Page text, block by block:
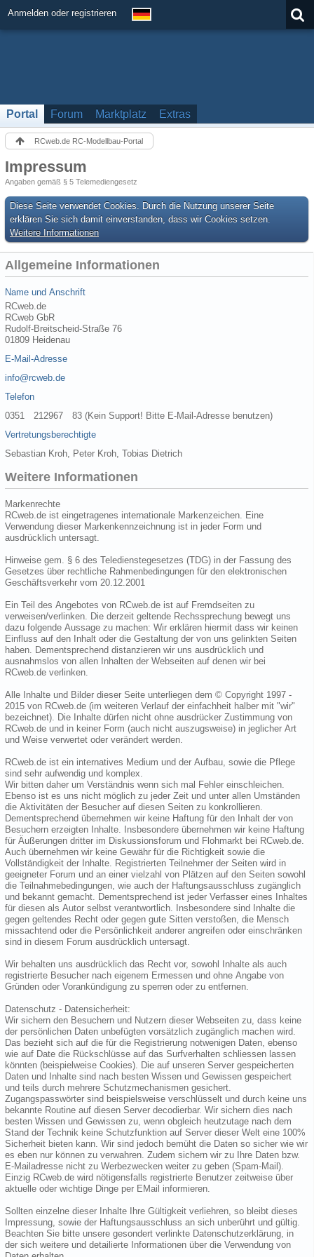
Anmelden oder registrieren
Portal Forum Marktplatz Extras
RCweb.de RC-Modellbau-Portal
Impressum
Angaben gemäß § 5 Telemediengesetz
Diese Seite verwendet Cookies. Durch die Nutzung unserer Seite
erklären Sie sich damit einverstanden, dass wir Cookies setzen.
Weitere Informationen
Allgemeine Informationen
Name und Anschrift
RCweb.de
RCweb GbR
Rudolf-Breitscheid-Straße 76
01809 Heidenau
E-Mail-Adresse
info@rcweb.de
Telefon
0351 212967 83 (Kein Support! Bitte E-Mail-Adresse benutzen)
Vertretungsberechtigte
Sebastian Kroh, Peter Kroh, Tobias Dietrich
Weitere Informationen
Markenrechte
RCweb.de ist eingetragenes internationale Markenzeichen. Eine
Verwendung dieser Markenkennzeichnung ist in jeder Form und
ausdrücklich untersagt.
Hinweise gem. § 6 des Teledienstegesetzes (TDG) in der Fassung des
Gesetzes über rechtliche Rahmenbedingungen für den elektronischen
Geschäftsverkehr vom 20.12.2001
Ein Teil des Angebotes von RCweb.de ist auf Fremdseiten zu
verweisen/verlinken. Die derzeit geltende Rechssprechung bewegt uns
dazu folgende Aussage zu machen: Wir erklären hiermit dass wir keinen
Einfluss auf den Inhalt oder die Gestaltung der von uns gelinkten Seiten
haben. Dementsprechend distanzieren wir uns ausdrücklich und
ausnahmslos von allen Inhalten der Webseiten auf denen wir bei
RCweb.de verlinken.
Alle Inhalte und Bilder dieser Seite unterliegen dem © Copyright 1997 -
2015 von RCweb.de (im weiteren Verlauf der einfachheit halber mit "wir"
bezeichnet). Die Inhalte dürfen nicht ohne ausdrücker Zustimmung von
RCweb.de und in keiner Form (auch nicht auszugsweise) in jeglicher Art
und Weise verwertet oder verändert werden.
RCweb.de ist ein internatives Medium und der Aufbau, sowie die Pflege
sind sehr aufwendig und komplex.
Wir bitten daher um Verständnis wenn sich mal Fehler einschleichen.
Ebenso ist es uns nicht möglich zu jeder Zeit und unter allen Umständen
die Aktivitäten der Besucher auf diesen Seiten zu konkrollieren.
Dementsprechend übernehmen wir keine Haftung für den Inhalt der von
Besuchern erzeigten Inhalte. Insbesondere übernehmen wir keine Haftung
für Äußerungen dritter im Diskussionsforum und Flohmarkt bei RCweb.de.
Auch übernehmen wir keine Gewähr für die Richtigkeit sowie die
Vollständigkeit der Inhalte. Registrierten Teilnehmer der Seiten wird in
geeigneter Forum und an einer vielzahl von Plätzen auf den Seiten sowohl
die Teilnahmebedingungen, wie auch der Haftungsausschluss zugänglich
und bekannt gemacht. Dementsprechend ist jeder Verfasser eines Inhaltes
für diesen als Autor selbst verantwortlich. Insbesondere sind Inhalte die
gegen geltendes Recht oder gegen gute Sitten verstoßen, die Mensch
missachtend oder die Persönlichkeit anderer angreifen oder einschränken
sind in diesem Forum ausdrücklich untersagt.
Wir behalten uns ausdrücklich das Recht vor, sowohl Inhalte als auch
registrierte Besucher nach eigenem Ermessen und ohne Angabe von
Gründen oder Vorankündigung zu sperren oder zu entfernen.
Datenschutz - Datensicherheit:
Wir sichern den Besuchern und Nutzern dieser Webseiten zu, dass keine
der persönlichen Daten unbefügten vorsätzlich zugänglich machen wird.
Das bezieht sich auf die für die Registrierung notwenigen Daten, ebenso
wie auf Date die Rückschlüsse auf das Surfverhalten schliessen lassen
könnten (beispielweise Cookies). Die auf unseren Server gespeicherten
Daten und Inhalte sind nach besten Wissen und Gewissen gespeichert
und teils durch mehrere Schutzmechanismen gesichert.
Zugangspasswörter sind beispielsweise verschlüsselt und durch keine uns
bekannte Routine auf diesen Server decodierbar. Wir sichern dies nach
besten Wissen und Gewissen zu, wenn obgleich heutzutage nach dem
Stand der Technik keine Schutzfunktion auf Server dieser Welt eine 100%
Sicherheit bieten kann. Wir sind jedoch bemüht die Daten so sicher wie wir
es eben nur können zu verwahren. Zudem sichern wir zu Ihre Daten bzw.
E-Mailadresse nicht zu Werbezwecken weiter zu geben (Spam-Mail).
Einzig RCweb.de wird nötigensfalls registrierte Benutzer zeitweise über
aktuelle oder wichtige Dinge per EMail informieren.
Sollten einzelne dieser Inhalte Ihre Gültigkeit verliehren, so bleibt dieses
Impressung, sowie der Haftungsausschluss an sich unberührt und gültig.
Beachten Sie bitte unsere gesondert verlinkte Datenschutzerklärung, in
der sich weitere und detailierte Informationen über die Verwendung von